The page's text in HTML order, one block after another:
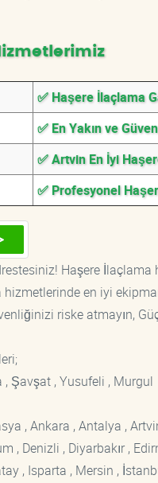
✅ Haşere İlaçlama
✅ En Yakın ve
✅ Artvin En İyi
✅ Profesyonel
Haşere
en iyi
riske atmayın,
, Şavşat , Yusufeli , Murgul
, Ankara , Antalya ,
, Denizli , Diyarbakır ,
, Isparta , Mersin ,